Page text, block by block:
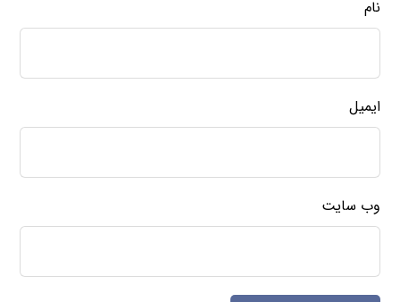
نام
ایمیل
وب‌ سایت